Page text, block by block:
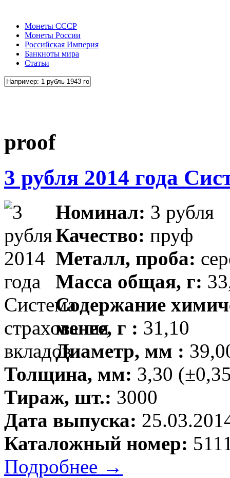
Монеты СССР
Монеты России
Российская Империя
Банкноты мира
Статьи
proof
3 рубля 2014 года
Номинал: 3 рубля
Качество: пруф
Металл, проба:
Масса общая, г:
Содержание
менее, г : 31,10
Диаметр, мм :
Толщина, мм: 3,30
Тираж, шт.: 3000
Дата выпуска:
Каталожный номер:
Подробнее →